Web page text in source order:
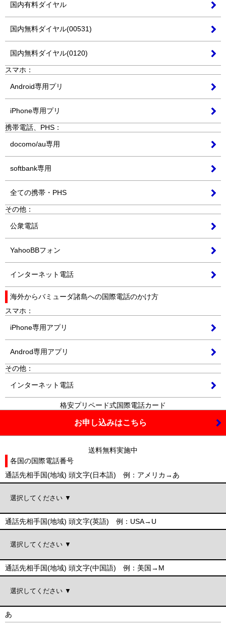
国内有料ダイヤル
国内無料ダイヤル(00531)
国内無料ダイヤル(0120)
スマホ：
Android専用プリ
iPhone専用プリ
携帯電話、PHS：
docomo/au専用
softbank専用
全ての携帯・PHS
その他：
公衆電話
YahooBBフォン
インターネット電話
海外からバミューダ諸島への国際電話のかけ方
スマホ：
iPhone専用アプリ
Androd専用アプリ
その他：
インターネット電話
格安プリペード式国際電話カード
お申し込みはこちら
送料無料実施中
各国の国際電話番号
通話先相手国(地域) 頭文字(日本語) 例：アメリカ→あ
通話先相手国(地域) 頭文字(英語) 例：USA→U
通話先相手国(地域) 頭文字(中国語) 例：美国→M
あ